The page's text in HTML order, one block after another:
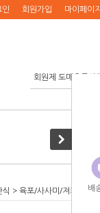
배
회원가입 마이페이
식 >육포/사사미/져키 > 오